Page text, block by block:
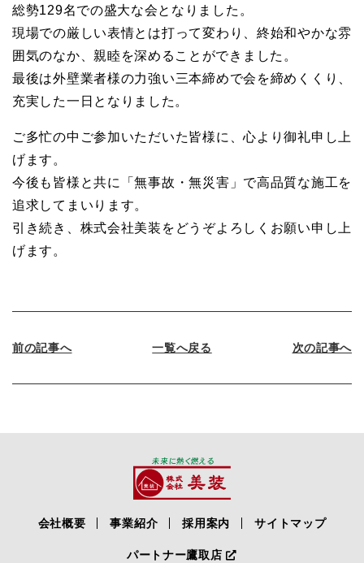
総勢129名での盛大な会となりました。
現場での厳しい表情とは打って変わり、終始和やかな雰
囲気のなか、親睦を深めることができました。
最後は外壁業者様の力強い三本締めで会を締めくくり、
充実した一日となりました。
ご多忙の中ご参加いただいた皆様に、心より御礼申し上
げます。
今後も皆様と共に「無事故・無災害」で高品質な施工を
追求してまいります。
引き続き、株式会社美装をどうぞよろしくお願い申し上
げます。
前の記事へ 一覧へ戻る 次の記事へ
会社概要 事業紹介 採用案内 サイトマップ
パートナー鷹取店